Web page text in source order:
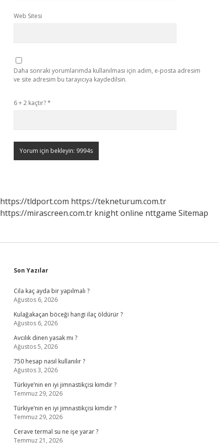
Web Sitesi
Daha sonraki yorumlarımda kullanılması için adım, e-posta adresim
ve site adresim bu tarayıcıya kaydedilsin.
6 + 2 kaçtır?*
https://tldport.com https://tekneturum.com.tr
https://mirascreen.com.tr knight online nttgame Sitemap
Sidebar
Son Yazılar
Cila kaç ayda bir yapılmalı ?
Ağustos 6, 2026
Kulağakaçan böceği hangi ilaç öldürür ?
Ağustos 6, 2026
Avcılık dinen yasak mı ?
Ağustos 5, 2026
750 hesap nasıl kullanılır ?
Ağustos 3, 2026
Türkiye’nin en iyi jimnastikçisi kimdir ?
Temmuz 29, 2026
Türkiye’nin en iyi jimnastikçisi kimdir ?
Temmuz 29, 2026
Cerave termal su ne işe yarar ?
Temmuz 21, 2026